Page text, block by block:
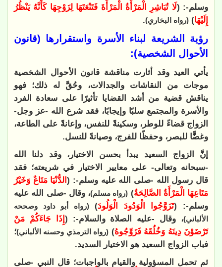
وسلم-: (لَا تُبَاشِرِ الْمَرْأَةُ الْمَرْأَةَ فَتَنْعَتَهَا لِزَوْجِهَا كَأَنَّهُ يَنْظُرُ
إِلَيْهَا) (رواه البخاري).
رؤية الشريعة لبناء الأسرة واستقرارها (قانون
الأحوال الشخصية):
يأتي العيد وقد أثارت مناقشة قانون الأحوال الشخصية
موجات من النقاشات والجدالات، وحُقَّ له ذلك؛ فهو
يناقش قضية من أشد القضايا تأثيرًا على سعادة الفرد
والأسرة والمجتمع سلبًا وإيجابًا، فقد شرع الله -عز وجل-
الزواج قضاءً للوطر، وسكينةً للنفس، وإعانةً على الطاعة،
وغضًّا للبصر، وحفظًا للفرج، وصيانةً للنسل.
إنَّ الزواج السعيد يبدأ بحسن الاختيار، وقد دلنا الله
-سبحانه وتعالى- على معايير الاختيار في شريعته؛ فقد
قال رسول الله -صلى الله عليه وسلم-: (الدُّنْيَا مَتَاعٌ وَخَيْرُ
مَتَاعِهَا الْمَرْأَةُ الصَّالِحَةُ) (رواه مسلم)، وقال -صلى الله عليه
وسلم-: (تَزَوَّجُوا الْوَدُودَ الْوَلُودَ)(رواه أبو داود وصححه
الألباني)، وقال -عليه الصلاة والسلام-: (إِذَا جَاءَكُمْ مَنْ
تَرْضَوْنَ دِينَهُ وَخُلُقَهُ فَزَوِّجُوهُ) (رواه الترمذي وحسنه الألباني)؛
فباب الزواج السعيد هو الاختيار السديد.
ثم تحمل المسؤولية والقيام بالواجبات؛ قال النبي -صلى